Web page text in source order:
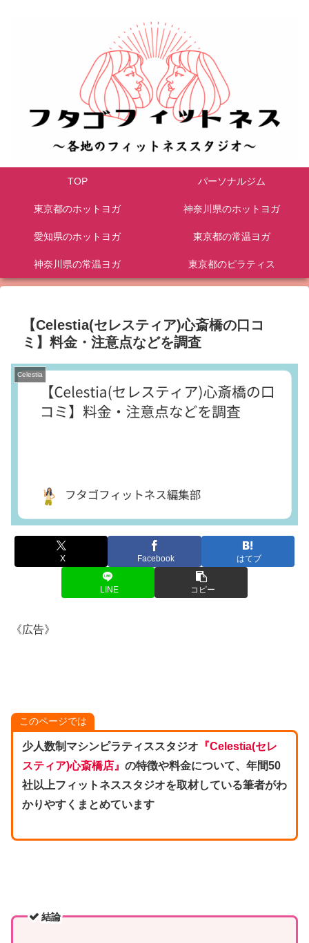
TOP パーソナルジム
東京都のホットヨガ 神奈川県のホットヨガ
愛知県のホットヨガ 東京都の常温ヨガ
神奈川県の常温ヨガ 東京都のピラティス
【Celestia(セレスティア)心斎橋の口コ
ミ】料金・注意点などを調査
Celestia
X Facebook はてブ
LINE コピー
《広告》
このページでは
少人数制マシンピラティススタジオ 『Celestia(セレ
スティア)心斎橋店』 の特徴や料金について、年間50
社以上フィットネススタジオを取材している筆者がわ
かりやすくまとめています
結論